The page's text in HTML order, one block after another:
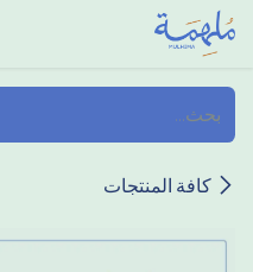
تخطي للذهاب إلى المحتوى
كافة المنتجات